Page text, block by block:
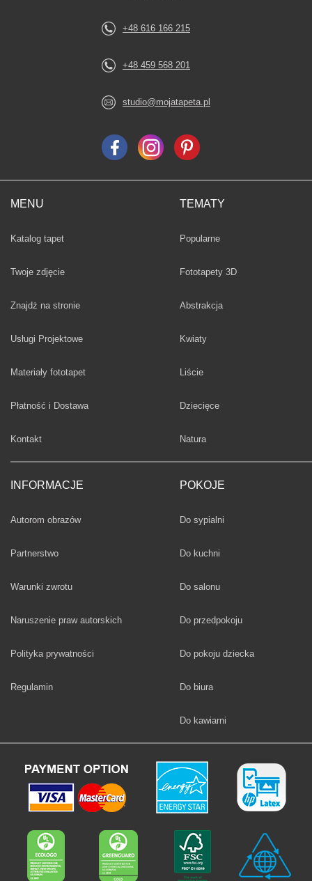
MENU
Katalog tapet
Twoje zdjęcie
Znajdż na stronie
Usługi Projektowe
Materiały fototapet
Płatność i Dostawa
Kontakt
INFORMACJE
Autorom obrazów
Partnerstwo
Warunki zwrotu
Naruszenie praw autorskich
Polityka prywatności
Regulamin
TEMATY
Fototapety
Popularne
Fototapety 3D
Fototapety
Abstrakcja
Fototapety
Kwiaty
Fototapety
Liście
Fototapety
Dziecięce
Fototapety
Natura
POKOJE
Fototapety
Do sypialni
Fototapety
Do kuchni
Fototapety
Do salonu
Fototapety
Do przedpokoju
Fototapety
Do pokoju dziecka
Fototapety
Do biura
Fototapety
Do kawiarni
+48 616 166 215
+48 459 568 201
studio@mojatapeta.pl